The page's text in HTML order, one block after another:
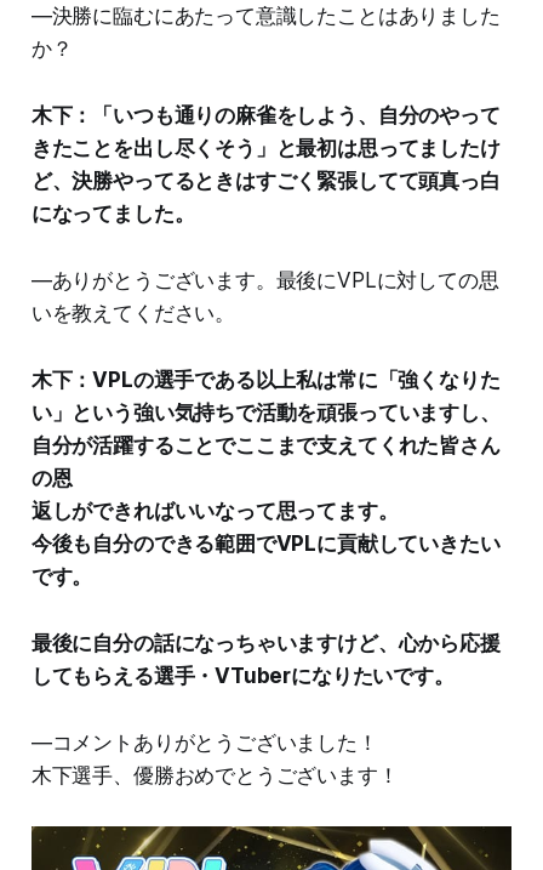
―決勝に臨むにあたって意識したことはありました
か？
木下：「いつも通りの麻雀をしよう、自分のやって
きたことを出し尽くそう」と最初は思ってましたけ
ど、決勝やってるときはすごく緊張してて頭真っ白
になってました。
―ありがとうございます。最後にVPLに対しての思
いを教えてください。
木下：VPLの選手である以上私は常に「強くなりた
い」という強い気持ちで活動を頑張っていますし、
自分が活躍することでここまで支えてくれた皆さん
の恩
返しができればいいなって思ってます。
今後も自分のできる範囲でVPLに貢献していきたい
です。
最後に自分の話になっちゃいますけど、心から応援
してもらえる選手・VTuberになりたいです。
―コメントありがとうございました！
木下選手、優勝おめでとうございます！